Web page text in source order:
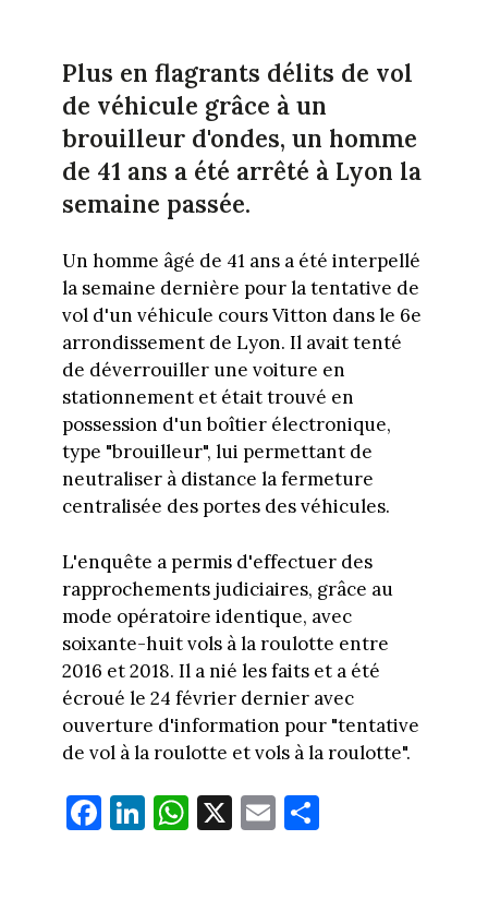
Plus en flagrants délits de vol
de véhicule grâce à un
brouilleur d'ondes, un homme
de 41 ans a été arrêté à Lyon la
semaine passée.
Un homme âgé de 41 ans a été interpellé
la semaine dernière pour la tentative de
vol d'un véhicule cours Vitton dans le 6e
arrondissement de Lyon. Il avait tenté
de déverrouiller une voiture en
stationnement et était trouvé en
possession d'un boîtier électronique,
type "brouilleur", lui permettant de
neutraliser à distance la fermeture
centralisée des portes des véhicules.
L'enquête a permis d'effectuer des
rapprochements judiciaires, grâce au
mode opératoire identique, avec
soixante-huit vols à la roulotte entre
2016 et 2018. Il a nié les faits et a été
écroué le 24 février dernier avec
ouverture d'information pour "tentative
de vol à la roulotte et vols à la roulotte".
Fa
ce
Li
nk
W
ha
X E
m
Pa
rt